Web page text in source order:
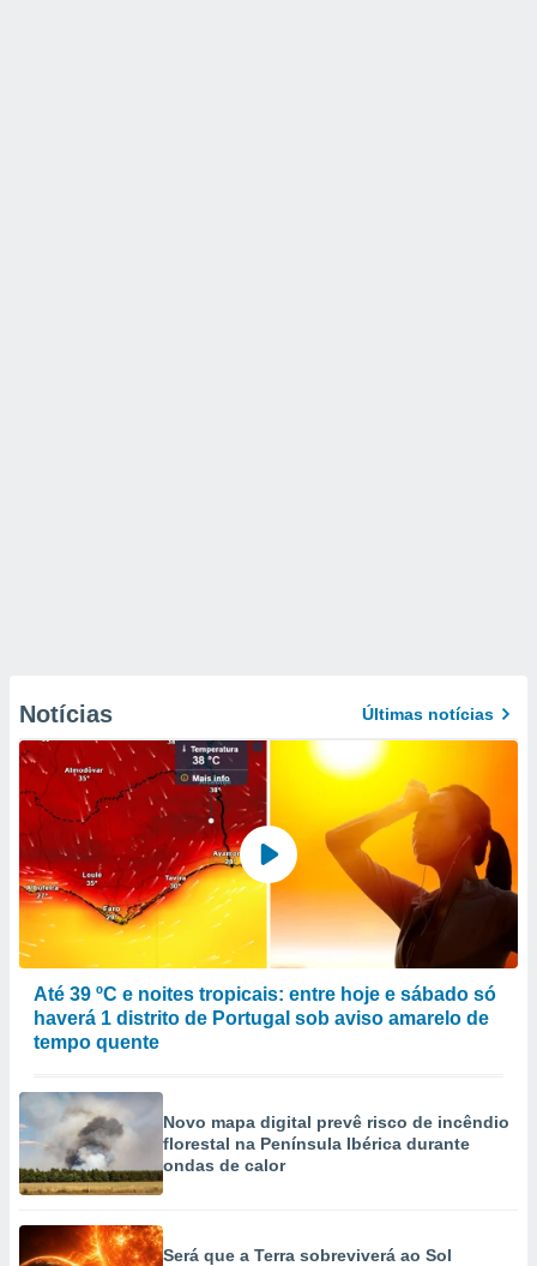
Notícias Últimas notícias
Até 39 ºC e noites tropicais: entre hoje e sábado só
haverá 1 distrito de Portugal sob aviso amarelo de
tempo quente
Novo mapa digital prevê risco de incêndio
florestal na Península Ibérica durante
ondas de calor
Será que a Terra sobreviverá ao Sol